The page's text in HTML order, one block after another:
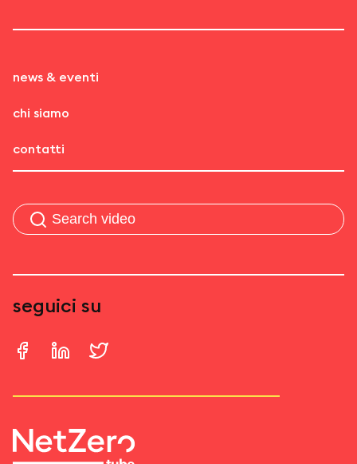
news & eventi
chi siamo
contatti
seguici su